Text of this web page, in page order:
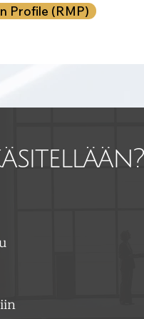
Profile (RMP)